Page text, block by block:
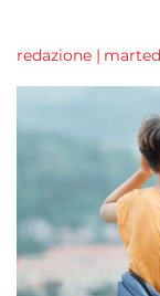
redazione |